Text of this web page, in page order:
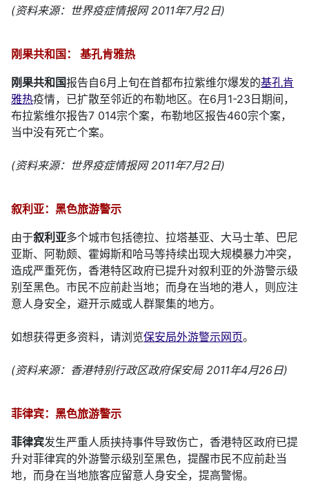
(资料来源：世界疫症情报网 2011年7月2日)
刚果共和国： 基孔肯雅热
刚果共和国报告自6月上旬在首都布拉紫维尔爆发的基孔肯
雅热疫情，已扩散至邻近的布勒地区。在6月1-23日期间，
布拉紫维尔报告7 014宗个案，布勒地区报告460宗个案，
当中没有死亡个案。
(资料来源：世界疫症情报网 2011年7月2日)
叙利亚：黑色旅游警示
由于叙利亚多个城市包括德拉、拉塔基亚、大马士革、巴尼
亚斯、阿勒颇、霍姆斯和哈马等持续出现大规模暴力冲突，
造成严重死伤，香港特区政府已提升对叙利亚的外游警示级
别至黑色。市民不应前赴当地；而身在当地的港人，则应注
意人身安全，避开示威或人群聚集的地方。
如想获得更多资料，请浏览保安局外游警示网页。
(资料来源：香港特别行政区政府保安局 2011年4月26日)
菲律宾：黑色旅游警示
菲律宾发生严重人质挟持事件导致伤亡，香港特区政府已提
升对菲律宾的外游警示级别至黑色，提醒市民不应前赴当
地，而身在当地旅客应留意人身安全，提高警惕。